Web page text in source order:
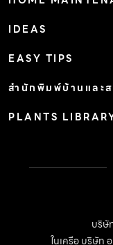
IDEAS
EASY TIPS
สำนักพิมพ์บ้านและ
PLANTS
บริษั
ในเครือ บริษัท